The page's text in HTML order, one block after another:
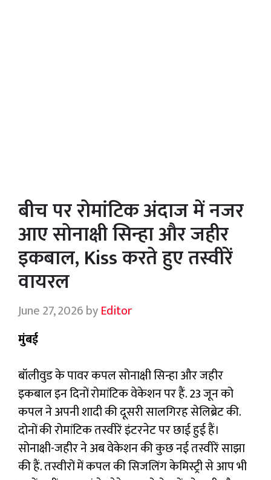
बीच पर रोमांटिक अंदाज में नजर
आए सोनाक्षी सिन्हा और जहीर
इकबाल, Kiss करते हुए तस्वीरें
वायरल
June 27, 2026byEditor
मुंबई
बॉलीवुड के पावर कपल सोनाक्षी सिन्हा और जहीर
इकबाल इन दिनों रोमांटिक वेकेशन पर हैं. 23 जून को
कपल ने अपनी शादी की दूसरी सालगिरह सेलिब्रेट की.
दोनों की रोमांटिक तस्वीरें इंटरनेट पर छाई हुई हैं।
सोनाक्षी-जहीर ने अब वेकेशन की कुछ नई तस्वीरें साझा
की हैं. तस्वीरों में कपल की सिजलिंग केमिस्ट्री से आप भी